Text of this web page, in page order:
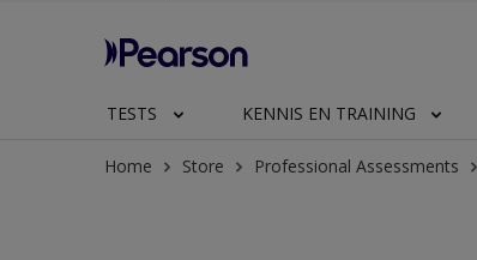
TESTS KENNIS EN TRAINING
Home Store Professional Assessments